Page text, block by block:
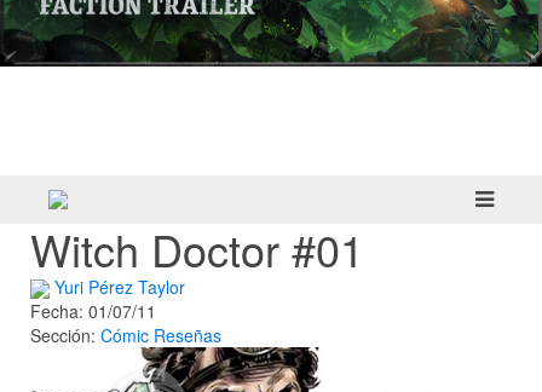
Witch Doctor #01
Yuri Pérez Taylor
Fecha: 01/07/11
Sección: Cómic Reseñas